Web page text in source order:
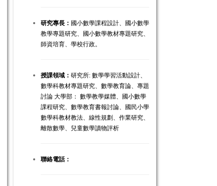
研究專長： 國小數學課程設計、國小數學
教學專題研究、國小數學教材專題研究、
師資培育、學校行政。
授課領域： 研究所: 數學學習活動設計、
數學科教材專題研究、數學教育論、專題
討論 大學部： 數學教學媒體、國小數學
課程研究、數學教育書報討論、國民小學
數學科教材教法、線性規劃、作業研究、
離散數學、兒童數學讀物評析
聯絡電話：